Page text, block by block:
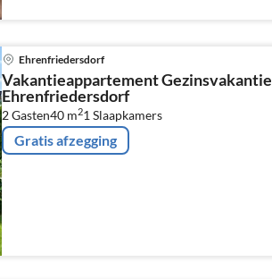
Ehrenfriedersdorf
Vakantieappartement Gezinsvakantie
Ehrenfriedersdorf
2 Gasten40 m21 Slaapkamers
Gratis afzegging